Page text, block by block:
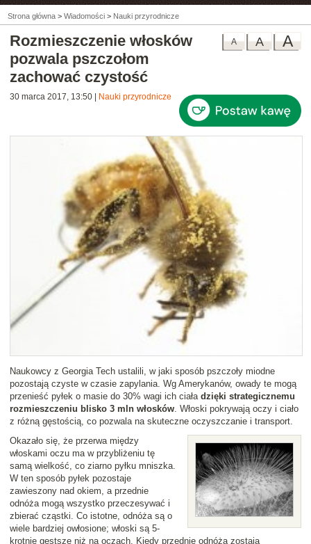
Strona główna > Wiadomości > Nauki przyrodnicze
A
A
A
Rozmieszczenie włosków
pozwala pszczołom
zachować czystość
30 marca 2017, 13:50 Nauki przyrodnicze
Naukowcy z Georgia Tech ustalili, w jaki sposób pszczoły miodne
pozostają czyste w czasie zapylania. Wg Amerykanów, owady te mogą
przenieść pyłek o masie do 30% wagi ich ciała dzięki strategicznemu
rozmieszczeniu blisko 3 mln włosków. Włoski pokrywają oczy i ciało
z różną gęstością, co pozwala na skuteczne oczyszczanie i transport.
Okazało się, że przerwa między
włoskami oczu ma w przybliżeniu tę
samą wielkość, co ziarno pyłku mniszka.
W ten sposób pyłek pozostaje
zawieszony nad okiem, a przednie
odnóża mogą wszystko przeczesywać i
zbierać cząstki. Co istotne, odnóża są o
wiele bardziej owłosione; włoski są 5-
krotnie gęstsze niż na oczach. Kiedy przednie odnóża zostają